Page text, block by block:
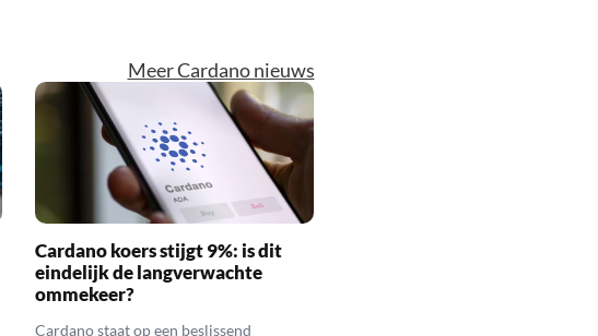
Meer Cardano nieuws
Cardano koers stijgt 9%: is dit
eindelijk de langverwachte
ommekeer?
Cardano staat op een beslissend